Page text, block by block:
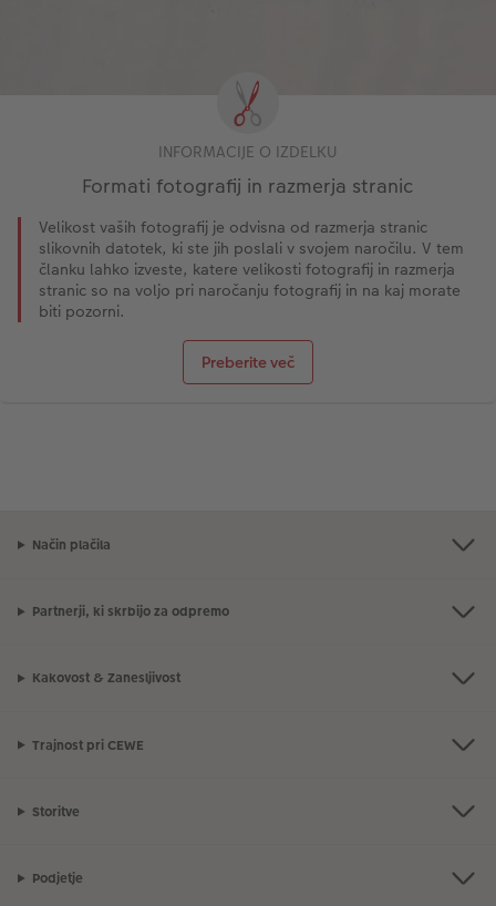
INFORMACIJE O IZDELKU
Formati fotografij in razmerja stranic
Velikost vaših fotografij je odvisna od razmerja stranic
slikovnih datotek, ki ste jih poslali v svojem naročilu. V tem
članku lahko izveste, katere velikosti fotografij in razmerja
stranic so na voljo pri naročanju fotografij in na kaj morate
biti pozorni.
Preberite več
Način plačila
Partnerji, ki skrbijo za odpremo
Kakovost & Zanesljivost
Trajnost pri CEWE
Storitve
Podjetje